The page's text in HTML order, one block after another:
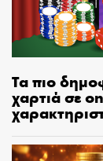
Τα πιο
χαρτιά σε